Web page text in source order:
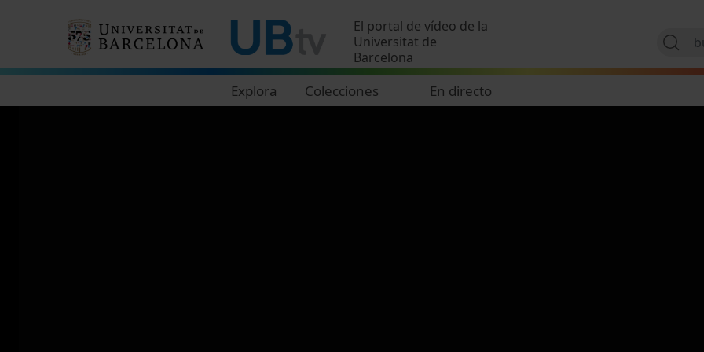
El portal de vídeo de la
Universitat de
Barcelona
Explora Colecciones En directo